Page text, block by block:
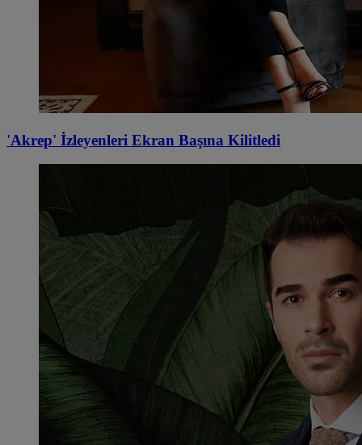
'Akrep' İzleyenleri Ekran Başına Kilitledi